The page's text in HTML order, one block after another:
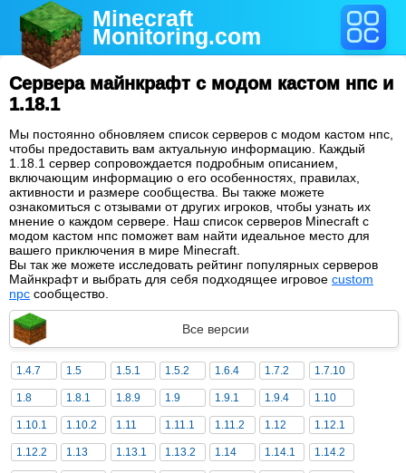
Minecraft
Monitoring.com
Сервера майнкрафт с модом кастом нпс и
1.18.1
Мы постоянно обновляем список серверов с модом кастом нпс,
чтобы предоставить вам актуальную информацию. Каждый
1.18.1 сервер сопровождается подробным описанием,
включающим информацию о его особенностях, правилах,
активности и размере сообщества. Вы также можете
ознакомиться с отзывами от других игроков, чтобы узнать их
мнение о каждом сервере. Наш список серверов Minecraft с
модом кастом нпс поможет вам найти идеальное место для
вашего приключения в мире Minecraft.
Вы так же можете исследовать рейтинг популярных серверов
Майнкрафт и выбрать для себя подходящее игровое custom
npc сообщество.
Все версии
1.4.7 1.5 1.5.1 1.5.2 1.6.4 1.7.2 1.7.10
1.8 1.8.1 1.8.9 1.9 1.9.1 1.9.4 1.10
1.10.1 1.10.2 1.11 1.11.1 1.11.2 1.12 1.12.1
1.12.2 1.13 1.13.1 1.13.2 1.14 1.14.1 1.14.2